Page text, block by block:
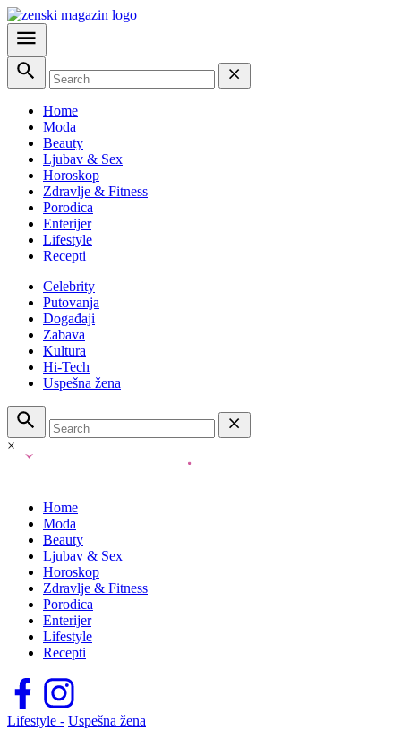
Home
Moda
Beauty
Ljubav & Sex
Horoskop
Zdravlje & Fitness
Porodica
Enterijer
Lifestyle
Recepti
Celebrity
Putovanja
Događaji
Zabava
Kultura
Hi-Tech
Uspešna žena
×
Home
Moda
Beauty
Ljubav & Sex
Horoskop
Zdravlje & Fitness
Porodica
Enterijer
Lifestyle
Recepti
Lifestyle - Uspešna žena